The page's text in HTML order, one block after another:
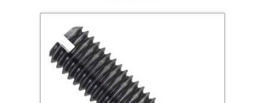
Заклепки (Гайки-Заклепки)
Инструмент